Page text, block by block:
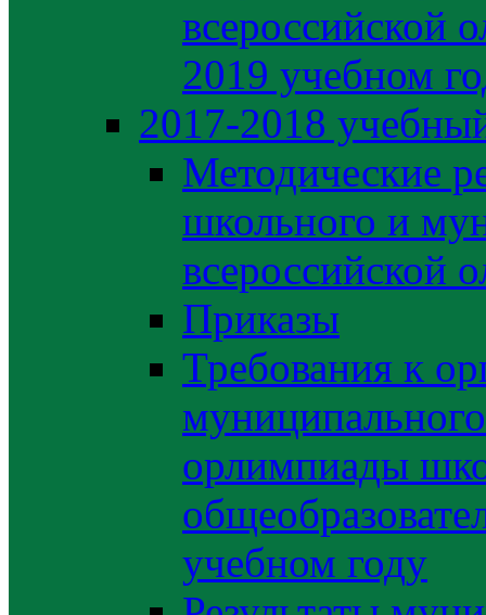
всероссийской
2019 учебном
2017-2018
Методические
школьного и
всероссийской
Приказы
Требования к
орлимпиады
учебном году